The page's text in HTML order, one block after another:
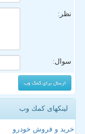
نظر:
سوال:
لینکهای كمك وب
خرید و فروش خودرو